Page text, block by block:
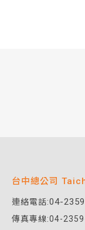
台中總公司
連絡電話:04-
傳真專線:04-